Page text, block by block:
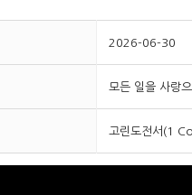
2026-06-30
모든 일을 사랑
고린도전서(1